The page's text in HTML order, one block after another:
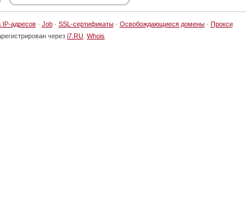
IP-адресов· Job· SSL-сертификаты· Освобождающиеся домены· Прокси
через i7.RU Whois